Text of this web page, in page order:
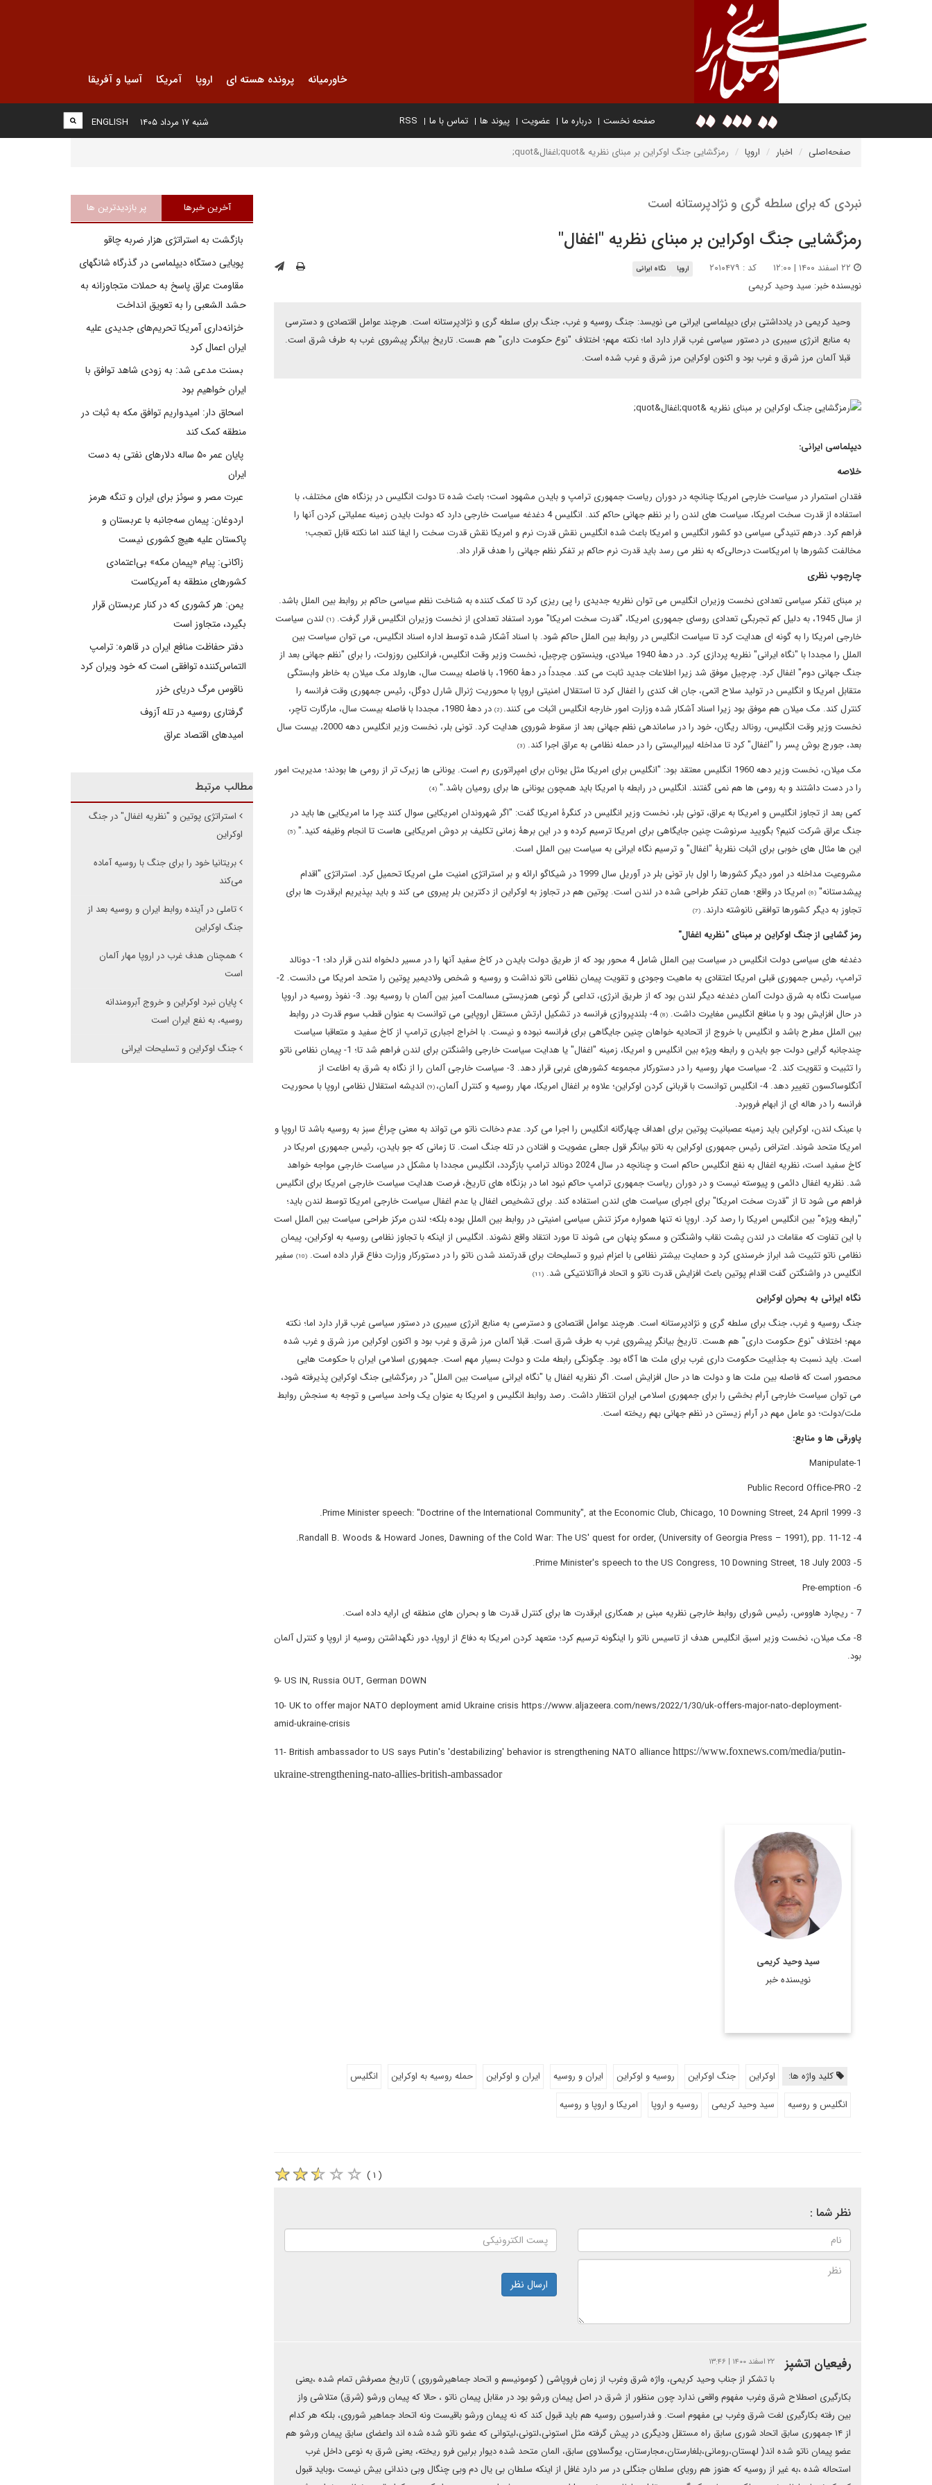
خاورمیانه پرونده هسته ای اروپا آمریکا آسیا و آفریقا
صفحه نخست درباره ما عضویت پیوند ها تماس با ما RSS
ENGLISH شنبه ۱۷ مرداد ۱۴۰۵
صفحه‌اصلی اخبار اروپا رمزگشایی جنگ اوکراین بر مبنای نظریه &quot;اغفال&quot;
نبردی که برای سلطه گری و نژادپرستانه است
رمزگشایی جنگ اوکراین بر مبنای نظریه "اغفال"
کد : ۲۰۱۰۴۷۹ اروپا نگاه ایرانی
نویسنده خبر: سید وحید کریمی
وحید کریمی در یادداشتی برای دیپلماسی ایرانی می نویسد: جنگ روسیه و غرب، جنگ برای سلطه گری و نژادپرستانه است. هرچند عوامل اقتصادی و دسترسی
به منابع انرژی سیبری در دستور سیاسی غرب قرار دارد اما؛ نکته مهم؛ اختلاف "نوع حکومت داری" هم هست. تاریخ بیانگر پیشروی غرب به طرف شرق است.
قبلا آلمان مرز شرق و غرب بود و اکنون اوکراین مرز شرق و غرب شده است.
دیپلماسی ایرانی:
خلاصه
فقدان استمرار در سیاست خارجی امریکا چنانچه در دوران ریاست جمهوری ترامپ و بایدن مشهود است؛ باعث شده تا دولت انگلیس در بزنگاه های مختلف، با
استفاده از قدرت سخت امریکا، سیاست های لندن را بر نظم جهانی حاکم کند. انگلیس 4 دغدغه سیاست خارجی دارد که دولت بایدن زمینه عملیاتی کردن آنها را
فراهم کرد. درهم تنیدگی سیاسی دو کشور انگلیس و امریکا باعث شده انگلیس نقش قدرت نرم و امریکا نقش قدرت سخت را ایفا کنند اما نکته قابل تعجب؛
مخالفت کشورها با امریکاست درحالی‌که به نظر می رسد باید قدرت نرم حاکم بر تفکر نظم جهانی را هدف قرار داد.
چارچوب نظری
بر مبنای تفکر سیاسی تعدادی نخست وزیران انگلیس می توان نظریه جدیدی را پی ریزی کرد تا کمک کننده به شناخت نظم سیاسی حاکم بر روابط بین الملل باشد.
از سال 1945، به دلیل کم تجربگی تعدادی روسای جمهوری امریکا، "قدرت سخت امریکا" مورد استفاد تعدادی از نخست وزیران انگلیس قرار گرفت.
(1)
لندن سیاست
خارجی امریکا را به گونه ای هدایت کرد تا سیاست انگلیس در روابط بین الملل حاکم شود. با اسناد آشکار شده توسط اداره اسناد انگلیس، می توان سیاست بین
الملل را مجددا با "نگاه ایرانی" نظریه پردازی کرد. در دهۀ 1940 میلادی، وینستون چرچیل، نخست وزیر وقت انگلیس، فرانکلین روزولت، را برای "نظم جهانی بعد از
جنگ جهانی دوم" اغفال کرد. چرچیل موفق شد زیرا اطلاعات جدید ثابت می کند. مجدداً در دهۀ 1960، با فاصله بیست سال، هارولد مک میلان به خاطر وابستگی
متقابل امریکا و انگلیس در تولید سلاح اتمی، جان اف کندی را اغفال کرد تا استقلال امنیتی اروپا با محوریت ژنرال شارل دوگل، رئیس جمهوری وقت فرانسه را
کنترل کند. مک میلان هم موفق بود زیرا اسناد آشکار شده وزارت امور خارجه انگلیس اثبات می کنند. (2)
در دهۀ 1980، مجددا با فاصله بیست سال، مارگارت تاچر،
نخست وزیر وقت انگلیس، رونالد ریگان، خود را در ساماندهی نظم جهانی بعد از سقوط شوروی هدایت کرد. تونی بلر، نخست وزیر انگلیس دهه 2000، بیست سال
بعد، جورج بوش پسر را "اغفال" کرد تا مداخله لیبرالیستی را در حمله نظامی به عراق اجرا کند. (3)
مک میلان، نخست وزیر دهه 1960 انگلیس معتقد بود: "انگلیس برای امریکا مثل یونان برای امپراتوری رم است. یونانی ها زیرک تر از رومی ها بودند؛ مدیریت امور
را در دست داشتند و به رومی ها هم نمی گفتند. انگلیس در رابطه با امریکا باید همچون یونانی ها برای رومیان باشد." (4)
کمی بعد از تجاوز انگلیس و امریکا به عراق، تونی بلر، نخست وزیر انگلیس در کنگرۀ امریکا گفت: "اگر شهروندان امریکایی سوال کنند چرا ما امریکایی ها باید در
جنگ عراق شرکت کنیم؟ بگویید سرنوشت چنین جایگاهی برای امریکا ترسیم کرده و در این برهۀ زمانی تکلیف بر دوش امریکایی هاست تا انجام وظیفه کنید." (5)
این ها مثال های خوبی برای اثبات نظریۀ "اغفال" و ترسیم نگاه ایرانی به سیاست بین الملل است.
مشروعیت مداخله در امور دیگر کشورها را اول بار تونی بلر در آوریل سال 1999 در شیکاگو ارائه و بر استراتژی امنیت ملی امریکا تحمیل کرد. استراتژی "اقدام
پیشدستانه" (6)
امریکا در واقع؛ همان تفکر طراحی شده در لندن است. پوتین هم در تجاوز به اوکراین از دکترین بلر پیروی می کند و باید بپذیریم ابرقدرت ها برای
تجاوز به دیگر کشورها توافقی نانوشته دارند. (7)
رمز گشایی از جنگ اوکراین بر مبنای "نظریه اغفال"
دغدغه های سیاسی دولت انگلیس در سیاست بین الملل شامل 4 محور بود که از طریق دولت بایدن در کاخ سفید آنها را در مسیر دلخواه لندن قرار داد؛ 1- دونالد
ترامپ، رئیس جمهوری قبلی امریکا اعتقادی به ماهیت وجودی و تقویت پیمان نظامی ناتو نداشت و روسیه و شخص ولادیمیر پوتین را متحد امریکا می دانست. 2-
سیاست نگاه به شرق دولت آلمان دغدغه دیگر لندن بود که از طریق انرژی، تداعی گر نوعی همزیستی مسالمت آمیز بین آلمان با روسیه بود. 3- نفوذ روسیه در اروپا
در حال افزایش بود و با منافع انگلیس مغایرت داشت. (8)
4- بلندپروازی فرانسه در تشکیل ارتش مستقل اروپایی می توانست به عنوان قطب سوم قدرت در روابط
بین الملل مطرح باشد و انگلیس با خروج از اتحادیه خواهان چنین جایگاهی برای فرانسه نبوده و نیست. با اخراج اجباری ترامپ از کاخ سفید و متعاقبا سیاست
چندجانبه گرایی دولت جو بایدن و رابطه ویژه بین انگلیس و امریکا، زمینه "اغفال" یا هدایت سیاست خارجی واشنگتن برای لندن فراهم شد تا؛ 1- پیمان نظامی ناتو
را تثبیت و تقویت کند. 2- سیاست مهار روسیه را در دستورکار مجموعه کشورهای غربی قرار دهد. 3- سیاست خارجی آلمان را از نگاه به شرق به اطاعت از
آنگلوساکسون تغییر دهد. 4- انگلیس توانست با قربانی کردن اوکراین؛ علاوه بر اغفال امریکا، مهار روسیه و کنترل آلمان،
(9)
اندیشه استقلال نظامی اروپا با محوریت
فرانسه را در هاله ای از ابهام فروبرد.
با عینک لندن، اوکراین باید زمینه عصبانیت پوتین برای اهداف چهارگانه انگلیس را اجرا می کرد. عدم دخالت ناتو می تواند به معنی چراغ سبز به روسیه باشد تا اروپا و
امریکا متحد شوند. اعتراض رئیس جمهوری اوکراین به ناتو بیانگر قول جعلی عضویت و افتادن در تله جنگ است. تا زمانی که جو بایدن، رئیس جمهوری امریکا در
کاخ سفید است، نظریه اغفال به نفع انگلیس حاکم است و چنانچه در سال 2024 دونالد ترامپ بازگردد، انگلیس مجددا با مشکل در سیاست خارجی مواجه خواهد
شد. نظریه اغفال دائمی و پیوسته نیست و در دوران ریاست جمهوری ترامپ حاکم نبود اما در بزنگاه های تاریخ، فرصت هدایت سیاست خارجی امریکا برای انگلیس
فراهم می شود تا از "قدرت سخت امریکا" برای اجرای سیاست های لندن استفاده کند. برای تشخیص اغفال یا عدم اغفال سیاست خارجی امریکا توسط لندن باید؛
"رابطه ویژه" بین انگلیس امریکا را رصد کرد. اروپا نه تنها همواره مرکز تنش سیاسی امنیتی در روابط بین الملل بوده بلکه؛ لندن مرکز طراحی سیاست بین الملل است
با این تفاوت که مقامات در لندن پشت نقاب واشنگتن و مسکو پنهان می شوند تا مورد انتقاد واقع نشوند. انگلیس از اینکه با تجاوز نظامی روسیه به اوکراین، پیمان
نظامی ناتو تثبیت شد ابراز خرسندی کرد و حمایت بیشتر نظامی با اعزام نیرو و تسلیحات برای قدرتمند شدن ناتو را در دستورکار وزارت دفاع قرار داده است. (10)
سفیر
انگلیس در واشنگتن گفت اقدام پوتین باعث افزایش قدرت ناتو و اتحاد فراآتلانتیکی شد. (11)
نگاه ایرانی به بحران اوکراین
جنگ روسیه و غرب، جنگ برای سلطه گری و نژادپرستانه است. هرچند عوامل اقتصادی و دسترسی به منابع انرژی سیبری در دستور سیاسی غرب قرار دارد اما؛ نکته
مهم؛ اختلاف "نوع حکومت داری" هم هست. تاریخ بیانگر پیشروی غرب به طرف شرق است. قبلا آلمان مرز شرق و غرب بود و اکنون اوکراین مرز شرق و غرب شده
است. باید نسبت به جذابیت حکومت داری غرب برای ملت ها آگاه بود. چگونگی رابطه ملت و دولت بسیار مهم است. جمهوری اسلامی ایران با حکومت هایی
محصور است که فاصله بین ملت ها و دولت ها در حال افزایش است. اگر نظریه اغفال یا "نگاه ایرانی سیاست بین الملل" در رمزگشایی جنگ اوکراین پذیرفته شود،
می توان سیاست خارجی آرام بخشی را برای جمهوری اسلامی ایران انتظار داشت. رصد روابط انگلیس و امریکا به عنوان یک واحد سیاسی و توجه به سنجش روابط
ملت/دولت؛ دو عامل مهم در آرام زیستن در نظم جهانی بهم ریخته است.
پاورقی ها و منابع:
1-Manipulate
2- Public Record Office-PRO
3- Prime Minister speech: "Doctrine of the International Community", at the Economic Club, Chicago, 10 Downing Street, 24 April 1999.
4- Randall B. Woods & Howard Jones, Dawning of the Cold War: The US' quest for order, (University of Georgia Press – 1991), pp. 11-12.
5- Prime Minister's speech to the US Congress, 10 Downing Street, 18 July 2003.
6- Pre-emption
7 - ریچارد هاووس، رئیس شورای روابط خارجی نظریه مبنی بر همکاری ابرقدرت ها برای کنترل قدرت ها و بحران های منطقه ای ارایه داده است.
8- مک میلان، نخست وزیر اسبق انگلیس هدف از تاسیس ناتو را اینگونه ترسیم کرد؛ متعهد کردن امریکا به دفاع از اروپا، دور نگهداشتن روسیه از اروپا و کنترل آلمان
بود.
9- US IN, Russia OUT, German DOWN
10- UK to offer major NATO deployment amid Ukraine crisis https://www.aljazeera.com/news/2022/1/30/uk-offers-major-nato-deployment-
amid-ukraine-crisis
11- British ambassador to US says Putin's 'destabilizing' behavior is strengthening NATO alliance https://www.foxnews.com/media/putin-
ukraine-strengthening-nato-allies-british-ambassador
سید وحید کریمی
نویسنده خبر
دیپلمات و دکترای روابط
بین الملل که در حال حاضر
در گروه اروپا/امریکای دفتر
مطالعات سیاسی و بین
المللی وزارت امور خارجه
کلید واژه ها: اوکراین جنگ اوکراین روسیه و اوکراین ایران و روسیه ایران و اوکراین حمله روسیه به اوکراین
انگلیس
انگلیس و روسیه
سید وحید کریمی روسیه و اروپا امریکا و اروپا و روسیه
( ۱ )
نظر شما :
ارسال نظر
رفیعیان اتشپز ۲۲ اسفند ۱۴۰۰ | ۱۳:۴۶
با تشکر از جناب وحید کریمی، واژه شرق وغرب از زمان فروپاشی ( کومونیسم و اتحاد جماهیرشوروی ) تاریخ مصرفش تمام شده ،یعنی
بکارگیری اصطلاح شرق وغرب مفهوم واقعی ندارد چون منظور از شرق در اصل پیمان ورشو بود در مقابل پیمان ناتو ، حالا که پیمان ورشو (شرق) متلاشی واز
بین رفته بکارگیری لغت شرق وغرب بی مفهوم است. و فدراسیون روسیه هم باید قبول کند که نه پیمان ورشو باقیست ونه اتحاد جماهیر شوروی، بلکه هر کدام
از ۱۴ جمهوری سابق اتحاد شوری سابق راه مستقل ودیگری در پیش گرفته مثل استونی،لتونی،لیتوانی که عضو ناتو شده شده اند واعضای سابق پیمان ورشو هم
عضو پیمان ناتو شده اند( لهستان،رومانی،بلغارستان،مجارستان، یوگسلاوی سابق، المان متحد شده دیوار برلین فرو ریخته، یعنی شرق به نوعی داخل غرب
استحاله شده ،به غیر از روسیه که هنوز هم رویای سلطان جنگلی در سر دارد غافل از اینکه سلطان بی یال دم وبی چنگال وبی دندانی بیش نیست ،وباید قبول
آخرین خبرها پر بازدیدترین ها
بازگشت به استراتژی هزار ضربه چاقو
پویایی دستگاه دیپلماسی در گذرگاه شانگهای
مقاومت عراق پاسخ به حملات متجاوزانه به
حشد الشعبی را به تعویق انداخت
خزانه‌داری آمریکا تحریم‌های جدیدی علیه
ایران اعمال کرد
بسنت مدعی شد: به زودی شاهد توافق با
ایران خواهیم بود
اسحاق دار: امیدواریم توافق مکه به ثبات در
منطقه کمک کند
پایان عمر ۵۰ ساله دلارهای نفتی به دست
ایران
عبرت مصر و سوئز برای ایران و تنگه هرمز
اردوغان: پیمان سه‌جانبه با عربستان و
پاکستان علیه هیچ کشوری نیست
زاکانی: پیام «پیمان مکه» بی‌اعتمادی
کشورهای منطقه به آمریکاست
یمن: هر کشوری که در کنار عربستان قرار
بگیرد، متجاوز است
دفتر حفاظت منافع ایران در قاهره: ترامپ
التماس‌کننده توافقی است که خود ویران کرد
ناقوس مرگ دریای خزر
گرفتاری روسیه در تله آزوف
امیدهای اقتصاد عراق
مطالب مرتبط
استراتژی پوتین و "نظریه اغفال" در جنگ
اوکراین
بریتانیا خود را برای جنگ با روسیه آماده
می‌کند
تاملی در آینده روابط ایران و روسیه بعد از
جنگ اوکراین
همچنان هدف غرب در اروپا مهار آلمان
است
پایان نبرد اوکراین و خروج آبرومندانه
روسیه، به نفع ایران است
جنگ اوکراین و تسلیحات ایرانی